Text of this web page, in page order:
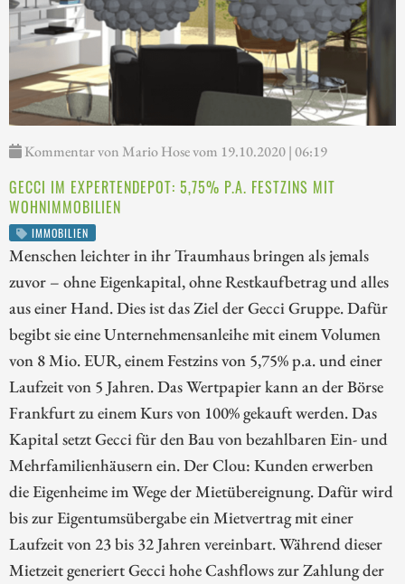
Kommentar von Mario Hose vom 19.10.2020 | 06:19
GECCI IM EXPERTENDEPOT: 5,75% P.A. FESTZINS MIT
WOHNIMMOBILIEN
IMMOBILIEN
Menschen leichter in ihr Traumhaus bringen als jemals
zuvor – ohne Eigenkapital, ohne Restkaufbetrag und alles
aus einer Hand. Dies ist das Ziel der Gecci Gruppe. Dafür
begibt sie eine Unternehmensanleihe mit einem Volumen
von 8 Mio. EUR, einem Festzins von 5,75% p.a. und einer
Laufzeit von 5 Jahren. Das Wertpapier kann an der Börse
Frankfurt zu einem Kurs von 100% gekauft werden. Das
Kapital setzt Gecci für den Bau von bezahlbaren Ein- und
Mehrfamilienhäusern ein. Der Clou: Kunden erwerben
die Eigenheime im Wege der Mietübereignung. Dafür wird
bis zur Eigentumsübergabe ein Mietvertrag mit einer
Laufzeit von 23 bis 32 Jahren vereinbart. Während dieser
Mietzeit generiert Gecci hohe Cashflows zur Zahlung der